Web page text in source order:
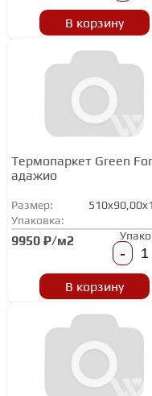
В корзину
Термопаркет Green
адажио
Размер:
Упаковка:
9950 ₽/м2
-
В корзину